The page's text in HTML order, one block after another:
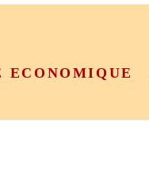
ECONOMIQUE